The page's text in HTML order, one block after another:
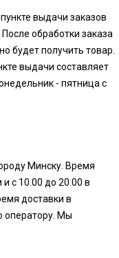
выдачи заказов
обработки заказа
будет получить товар.
выдачи составляет
- пятница с
Минску. Время
с 10.00 до 20.00 в
доставки в
оператору. Мы